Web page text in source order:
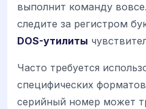
выполнит команду
следите за регистром
DOS-утилиты
Часто требуется
специфических
серийный номер может